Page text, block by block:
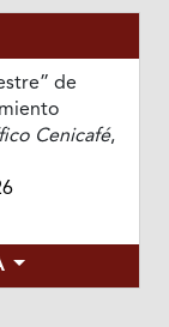
de
Cenicafé,